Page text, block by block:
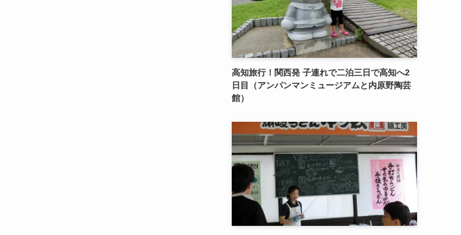
高知旅行！関西発 子連れで二泊三日で高知へ2
日目（アンパンマンミュージアムと内原野陶芸
館）